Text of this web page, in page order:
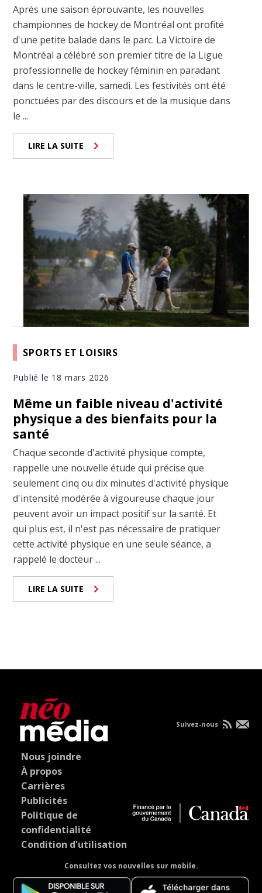
Après une saison éprouvante, les nouvelles
championnes de hockey de Montréal ont profité
d'une petite balade dans le parc. La Victoire de
Montréal a célébré son premier titre de la Ligue
professionnelle de hockey féminin en paradant
dans le centre-ville, samedi. Les festivités ont été
ponctuées par des discours et de la musique dans
le ...
LIRE LA SUITE
SPORTS ET LOISIRS
Publié le 18 mars 2026
Même un faible niveau d'activité
physique a des bienfaits pour la
santé
Chaque seconde d'activité physique compte,
rappelle une nouvelle étude qui précise que
seulement cinq ou dix minutes d'activité physique
d'intensité modérée à vigoureuse chaque jour
peuvent avoir un impact positif sur la santé. Et
qui plus est, il n'est pas nécessaire de pratiquer
cette activité physique en une seule séance, a
rappelé le docteur ...
LIRE LA SUITE
Nous joindre
À propos
Carrières
Publicités
Politique de
confidentialité
Condition d'utilisation
Consultez vos nouvelles sur mobile.
Suivez-nous